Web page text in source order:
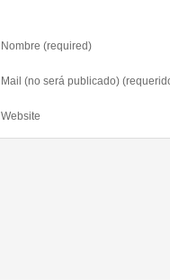
Nombre (required)
Mail (no será publicado)
Website